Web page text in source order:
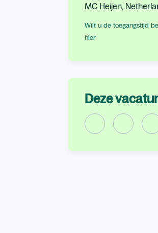
MC Heijen,
Wilt u de toegangstijd
hier
Deze
Deel dezeDeze